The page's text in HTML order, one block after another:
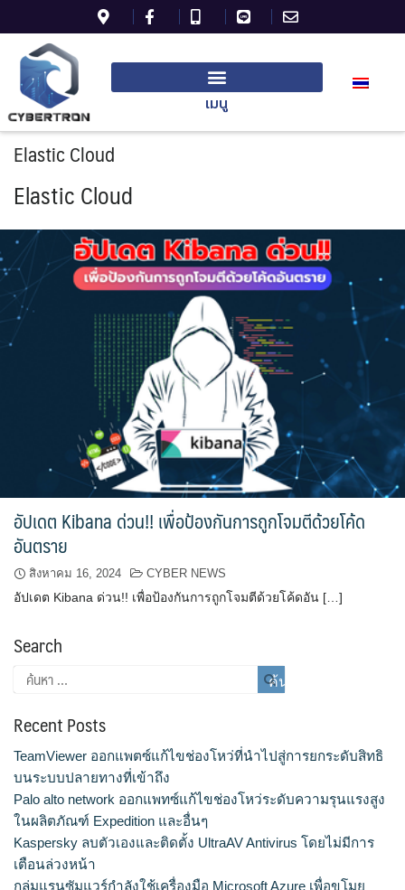
เมนู
Elastic Cloud
Elastic Cloud
อัปเดต Kibana ด่วน!! เพื่อป้องกันการถูกโจมตีด้วยโค้ด
อันตราย
สิงหาคม 16, 2024 CYBER NEWS
อัปเดต Kibana ด่วน!! เพื่อป้องกันการถูกโจมตีด้วยโค้ดอัน […]
Search
Recent Posts
TeamViewer ออกแพตซ์แก้ไขช่องโหว่ที่นำไปสู่การยกระดับสิทธิ
บนระบบปลายทางที่เข้าถึง
Palo alto network ออกแพทซ์แก้ไขช่องโหว่ระดับความรุนแรงสูง
ในผลิตภัณฑ์ Expedition และอื่นๆ
Kaspersky ลบตัวเองและติดตั้ง UltraAV Antivirus โดยไม่มีการ
เตือนล่วงหน้า
กลุ่มแรนซัมแวร์กำลังใช้เครื่องมือ Microsoft Azure เพื่อขโมย